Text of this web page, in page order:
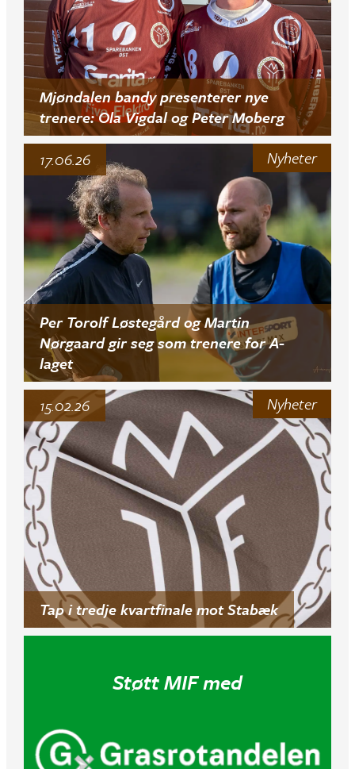
Mjøndalen bandy presenterer nye
trenere: Ola Vigdal og Peter Moberg
Nyheter
Per Torolf Løstegård og Martin
Nørgaard gir seg som trenere for A-
laget
17.06.26
Nyheter
Tap i tredje kvartfinale mot Stabæk
15.02.26
Støtt MIF med